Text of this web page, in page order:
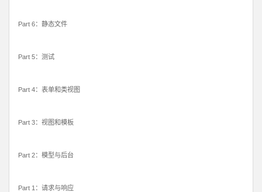
Part 6：静态文件
Part 5：测试
Part 4：表单和类视图
Part 3：视图和模板
Part 2：模型与后台
Part 1：请求与响应